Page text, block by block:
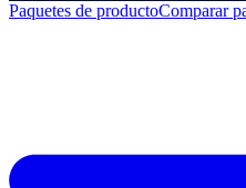
Paquetes de productoComparar